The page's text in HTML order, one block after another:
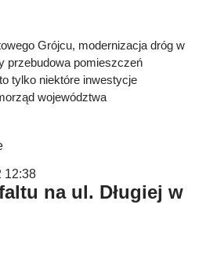
Grójcu, modernizacja dróg w
przebudowa pomieszczeń
tylko niektóre inwestycje
województwa
12:38
na ul. Długiej w